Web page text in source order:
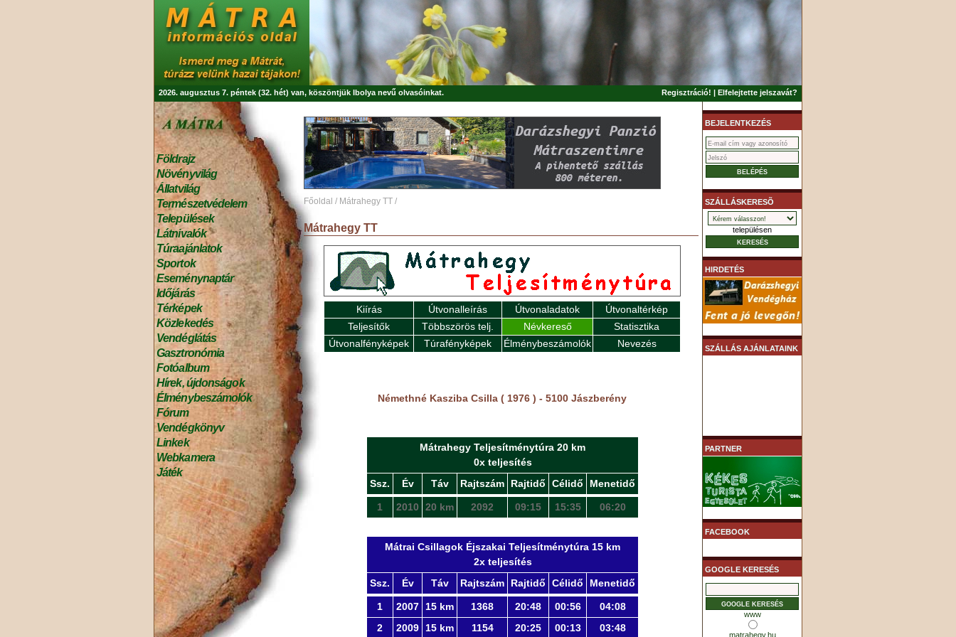
2026. augusztus 7. péntek (32. hét) van, köszöntjük Ibolya nevű olvasóinkat. Regisztráció! | Elfelejtette jelszavát?
Földrajz
Növényvilág
Állatvilág
Természetvédelem
Települések
Látnivalók
Túraajánlatok
Sportok
Eseménynaptár
Időjárás
Térképek
Közlekedés
Vendéglátás
Gasztronómia
Fotóalbum
Hírek, újdonságok
Élménybeszámolók
Fórum
Vendégkönyv
Linkek
Webkamera
Játék
Főoldal / Mátrahegy TT /
Mátrahegy TT
Kiírás Útvonalleírás Útvonaladatok
Útvonaltérkép
Teljesítők
Többszörös telj. Névkereső
Statisztika
Útvonalfényképek
Túrafényképek Élménybeszámolók Nevezés
Némethné Kasziba Csilla ( 1976 ) - 5100 Jászberény
Mátrahegy Teljesítménytúra 20 km
0x teljesítés
Ssz.
Év Táv Rajtszám Rajtidő Célidő Menetidő
1 2010 20 km 2092 09:15 15:35 06:20
Mátrai Csillagok Éjszakai Teljesítménytúra 15 km
2x teljesítés
Ssz.
Év Táv Rajtszám Rajtidő Célidő Menetidő
1 2007 15 km 1368 20:48 00:56
04:08
2
2009 15 km 1154 20:25 00:13 03:48
BEJELENTKEZÉS
SZÁLLÁSKERESÕ
településen
HIRDETÉS
SZÁLLÁS AJÁNLATAINK
PARTNER
FACEBOOK
GOOGLE KERESÉS
www
matrahegy.hu